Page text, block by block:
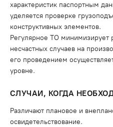
характеристик паспортным
уделяется проверке
конструктивных элементов.
Регулярное ТО минимизирует
несчастных случаев на
его проведением
уровне.
СЛУЧАИ, КОГДА
Различают плановое и
освидетельствование.